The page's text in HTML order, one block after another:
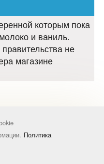
которым пока
и ваниль.
не
магазине
Политика